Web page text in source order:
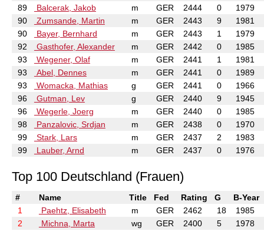
89
Balcerak, Jakob m GER 2444 0
1979
90
Zumsande, Martin m GER 2443 9
1981
90
Bayer, Bernhard m GER 2443 1
1979
92
Gasthofer, Alexander m GER 2442 0
1985
93
Wegener, Olaf m GER 2441 1
1981
93
Abel, Dennes m GER 2441 0
1989
93
Womacka, Mathias g GER 2441 0
1966
96
Gutman, Lev g GER 2440 9
1945
96
Wegerle, Joerg m GER 2440 0
1985
98
Panzalovic, Srdjan m GER 2438 0
1970
99
Stark, Lars m GER 2437 2
1983
99
Lauber, Arnd m GER 2437 0 1976
Top 100 Deutschland (Frauen)
# Name Title Fed Rating G
B-Year
1
Paehtz, Elisabeth m GER 2462 18
1985
2
Michna, Marta wg GER 2400 5
1978